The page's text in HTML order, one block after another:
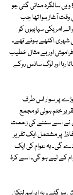
چند دنوں پہلے واشنگٹن ڈی سی میں اس لانگ مارچ کی 50 ویں سالگرہ منائی گئی جو
یہ اس وقت آغاز ہوا تھا جب
امریکی سپاہیوں کو
سے زیادہ امریکی شہری اکٹھے ہوئے تھے۔
فراموش اور بے مثال خطیب
رہا اور لوگ سانس روکے
پر سوار اس طرف
ختم ہوئی تو مجمع
نے اسے سننے کی زحمت
کا نام ابراہم لنکن تھا۔ اس روز اس نے 270 الفاظ پر مشتمل ایک تقریر
دے گی۔ یہ عوام کی ایک
کے لیے ہو گی۔ اسے کرۂ